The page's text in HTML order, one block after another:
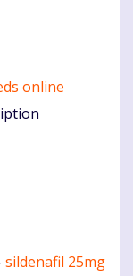
online
sildenafil 25mg